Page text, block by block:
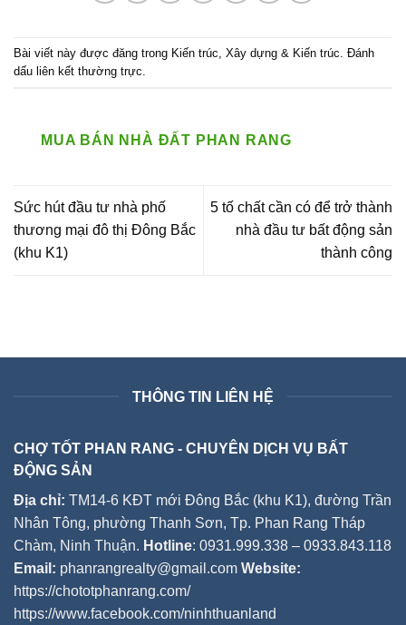
Bài viết này được đăng trong Kiến trúc Xây dựng & Kiến trúc . Đánh
dấu liên kết thường trực
MUA BÁN NHÀ ĐẤT PHAN RANG
Sức hút đầu tư nhà phố
thương mại đô thị Đông Bắc
(khu K1)
5 tố chất cần có để trở thành
nhà đầu tư bất động sản
thành công
THÔNG TIN LIÊN HỆ
CHỢ TỐT PHAN RANG - CHUYÊN DỊCH VỤ BẤT
ĐỘNG SẢN
Địa chỉ: TM14-6 KĐT mới Đông Bắc (khu K1), đường Trần
Nhân Tông, phường Thanh Sơn, Tp. Phan Rang Tháp
Chàm, Ninh Thuận. Hotline: 0931.999.338 – 0933.843.118
Email: phanrangrealty@gmail.com Website:
https://chototphanrang.com/
https://www.facebook.com/ninhthuanland